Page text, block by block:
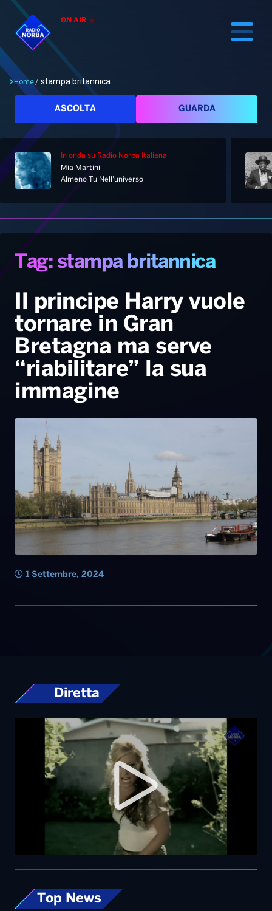
ON AIR
Home
Palinsesto
Hit Dance
Giochi&Concorsi
PALATOUR
Notizie
Locali
Musica e Spettacolo
Sport
Radio Norba Consiglia
Leggerissime
Playlist
Generale
Novità
Notiziario
Interviste
Oroscopo
Speciale Astrabilia 2026
Gallery
Radio Norba News TV
Voce al Bari
Battiti Live 2026
Gallery
Home/ stampa britannica
ASCOLTA GUARDA
In onda su Radio Norba Italiana
Mia Martini
Almeno Tu Nell'universo
Tag: stampa britannica
Il principe Harry vuole
tornare in Gran
Bretagna ma serve
“riabilitare” la sua
immagine
1 Settembre, 2024
Diretta
Top News